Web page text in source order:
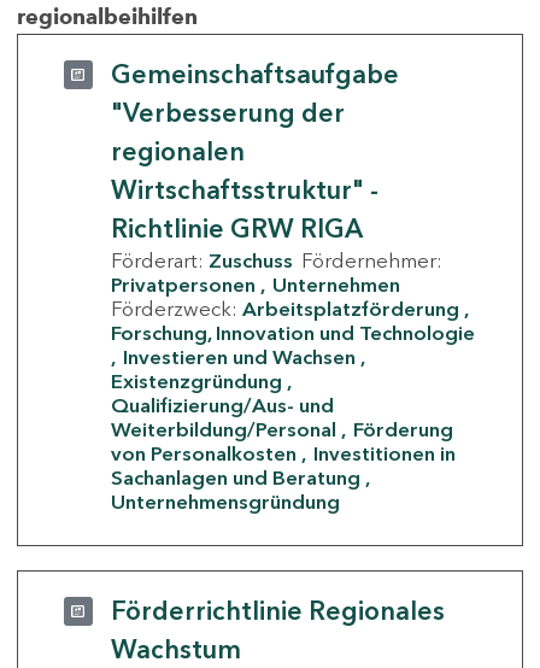
regionalbeihilfen
Gemeinschaftsaufgabe
"Verbesserung der
regionalen
Wirtschaftsstruktur" -
Richtlinie GRW RIGA
Förderart: Zuschuss Fördernehmer:
Privatpersonen
Unternehmen
Förderzweck: Arbeitsplatzförderung
Forschung, Innovation und Technologie
Investieren und Wachsen
Existenzgründung
Qualifizierung/Aus- und
Weiterbildung/Personal
Förderung
von Personalkosten
Investitionen in
Sachanlagen und Beratung
Unternehmensgründung
Förderrichtlinie Regionales
Wachstum